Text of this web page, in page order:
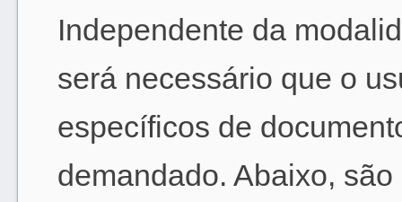
Independente da
será necessário que o
específicos de
demandado. Abaixo,